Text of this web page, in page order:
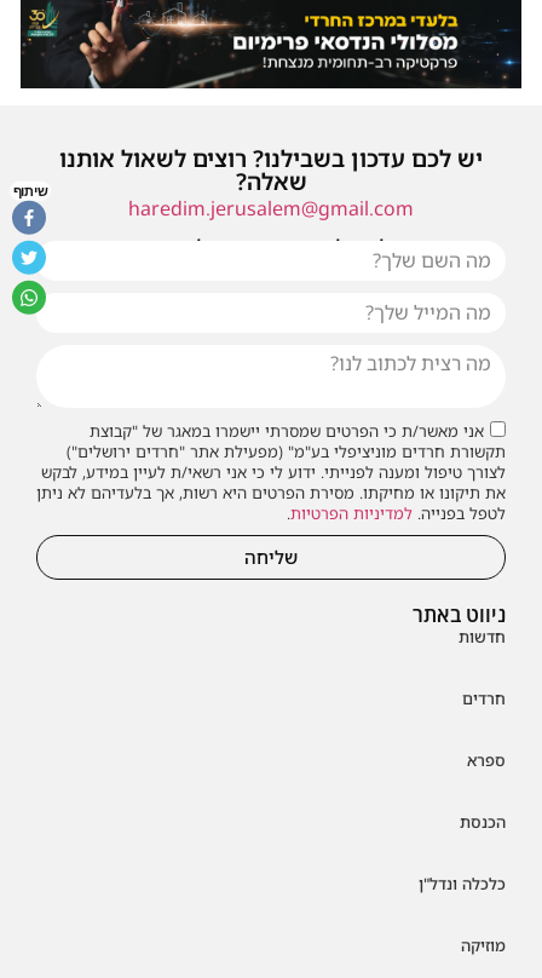
ניווט באתר
חדשות
חרדים
ספרא
הכנסת
כלכלה ונדל"ן
מוזיקה
יש לכם עדכון בשבילנו? רוצים לשאול אותנו
שאלה?
haredim.jerusalem@gmail.com
או שילחו אלינו פנייה ונחזור אליכם בהקדם
אני מאשר/ת כי הפרטים שמסרתי יישמרו במאגר של "קבוצת
תקשורת חרדים מוניציפלי בע"מ" (מפעילת אתר "חרדים ירושלים")
לצורך טיפול ומענה לפנייתי. ידוע לי כי אני רשאי/ת לעיין במידע, לבקש
את תיקונו או מחיקתו. מסירת הפרטים היא רשות, אך בלעדיהם לא ניתן
לטפל בפנייה. למדיניות הפרטיות.
שליחה
שיתוף